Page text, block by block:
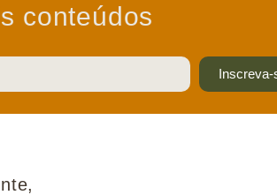
conteúdos
Inscreva-